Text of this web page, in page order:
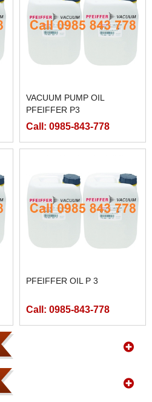
VACUUM PUMP OIL
PFEIFFER P3
Call: 0985-843-778
PFEIFFER OIL P 3
Call: 0985-843-778